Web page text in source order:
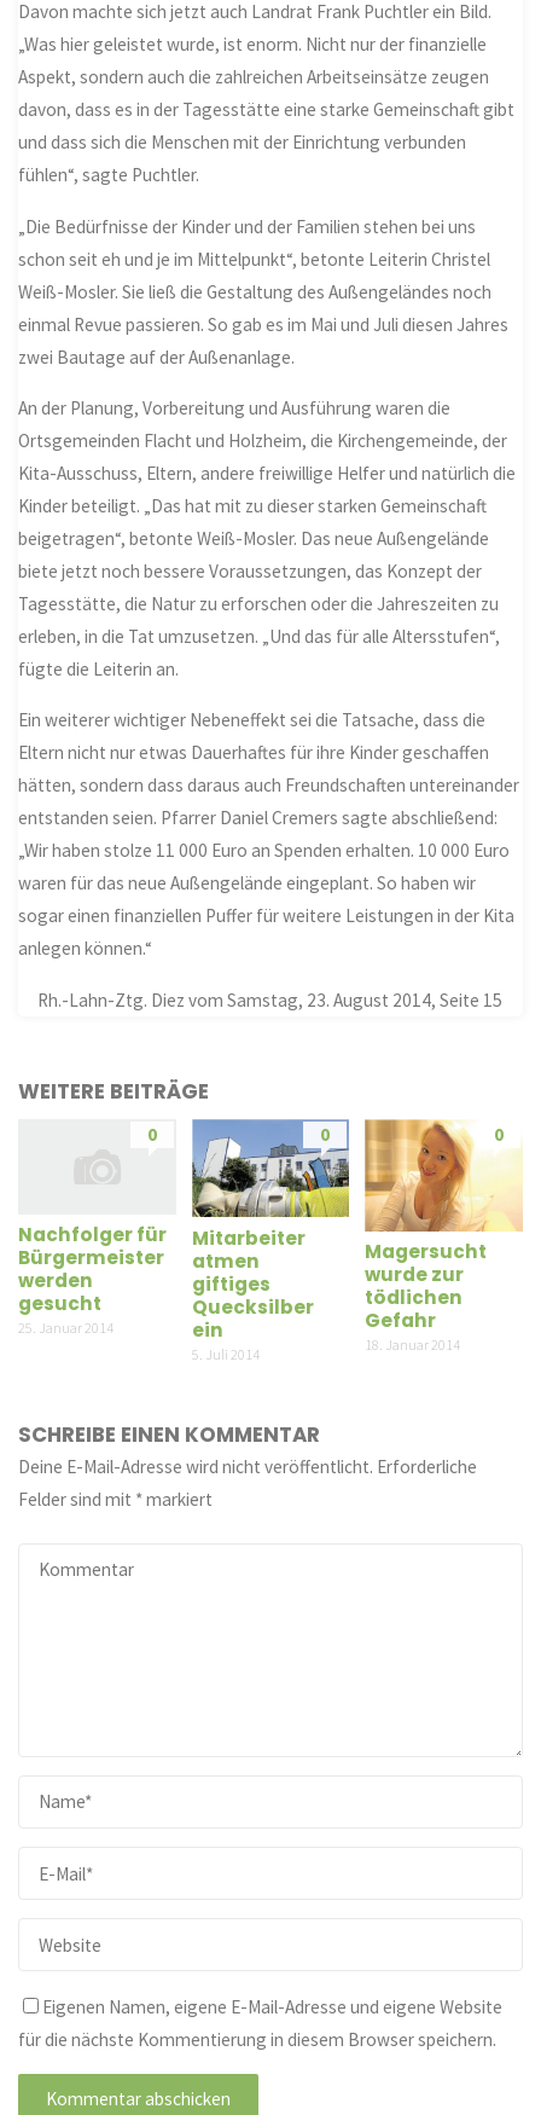
Davon machte sich jetzt auch Landrat Frank Puchtler ein Bild.
„Was hier geleistet wurde, ist enorm. Nicht nur der finanzielle
Aspekt, sondern auch die zahlreichen Arbeitseinsätze zeugen
davon, dass es in der Tagesstätte eine starke Gemeinschaft gibt
und dass sich die Menschen mit der Einrichtung verbunden
fühlen“, sagte Puchtler.
„Die Bedürfnisse der Kinder und der Familien stehen bei uns
schon seit eh und je im Mittelpunkt“, betonte Leiterin Christel
Weiß-Mosler. Sie ließ die Gestaltung des Außengeländes noch
einmal Revue passieren. So gab es im Mai und Juli diesen Jahres
zwei Bautage auf der Außenanlage.
An der Planung, Vorbereitung und Ausführung waren die
Ortsgemeinden Flacht und Holzheim, die Kirchengemeinde, der
Kita-Ausschuss, Eltern, andere freiwillige Helfer und natürlich die
Kinder beteiligt. „Das hat mit zu dieser starken Gemeinschaft
beigetragen“, betonte Weiß-Mosler. Das neue Außengelände
biete jetzt noch bessere Voraussetzungen, das Konzept der
Tagesstätte, die Natur zu erforschen oder die Jahreszeiten zu
erleben, in die Tat umzusetzen. „Und das für alle Altersstufen“,
fügte die Leiterin an.
Ein weiterer wichtiger Nebeneffekt sei die Tatsache, dass die
Eltern nicht nur etwas Dauerhaftes für ihre Kinder geschaffen
hätten, sondern dass daraus auch Freundschaften untereinander
entstanden seien. Pfarrer Daniel Cremers sagte abschließend:
„Wir haben stolze 11 000 Euro an Spenden erhalten. 10 000 Euro
waren für das neue Außengelände eingeplant. So haben wir
sogar einen finanziellen Puffer für weitere Leistungen in der Kita
anlegen können.“
Rh.-Lahn-Ztg. Diez vom Samstag, 23. August 2014, Seite 15
WEITERE BEITRÄGE
0
Nachfolger für
Bürgermeister
werden
gesucht
25. Januar 2014
0
Mitarbeiter
atmen
giftiges
Quecksilber
ein
5. Juli 2014
0
Magersucht
wurde zur
tödlichen
Gefahr
18. Januar 2014
SCHREIBE EINEN KOMMENTAR
Deine E-Mail-Adresse wird nicht veröffentlicht. Erforderliche
Felder sind mit *markiert
Eigenen Namen, eigene E-Mail-Adresse und eigene Website
für die nächste Kommentierung in diesem Browser speichern.